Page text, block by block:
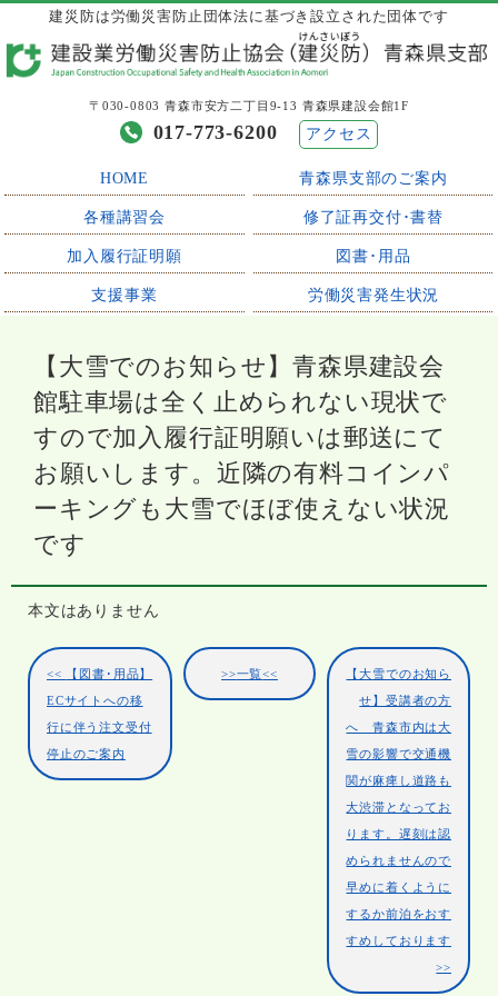
建災防は労働災害防止団体法に基づき設立された団体です
〒030-0803 青森市安方二丁目9-13 青森県建設会館1F
017-773-6200 アクセス
HOME 青森県支部のご案内
各種講習会 修了証再交付･書替
加入履行証明願 図書･用品
支援事業 労働災害発生状況
【大雪でのお知らせ】青森県建設会
館駐車場は全く止められない現状で
すので加入履行証明願いは郵送にて
お願いします。近隣の有料コインパ
ーキングも大雪でほぼ使えない状況
です
本文はありません
【図書･用品】
ECサイトへの移
行に伴う注文受付
停止のご案内
一覧
【大雪でのお知ら
せ】受講者の方
へ 青森市内は大
雪の影響で交通機
関が麻痺し道路も
大渋滞となってお
ります。遅刻は認
められませんので
早めに着くように
するか前泊をおす
すめしております